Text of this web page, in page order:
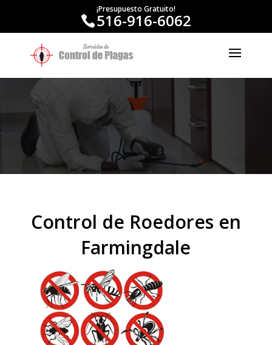
¡Presupuesto Gratuito!
516-916-6062
Control de Roedores en
Farmingdale